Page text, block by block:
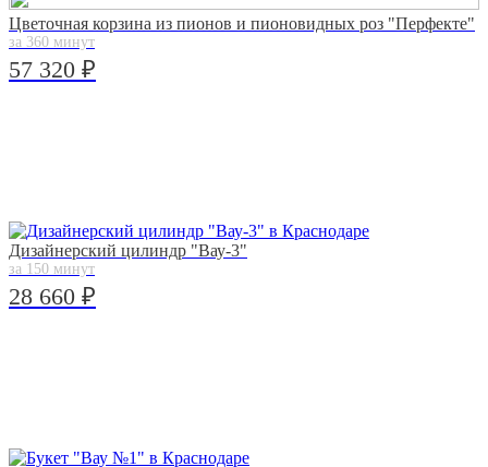
Цветочная корзина из пионов и пионовидных роз "Перфекте"
за 360 минут
57 320 ₽
Дизайнерский цилиндр "Вау-3"
за 150 минут
28 660 ₽